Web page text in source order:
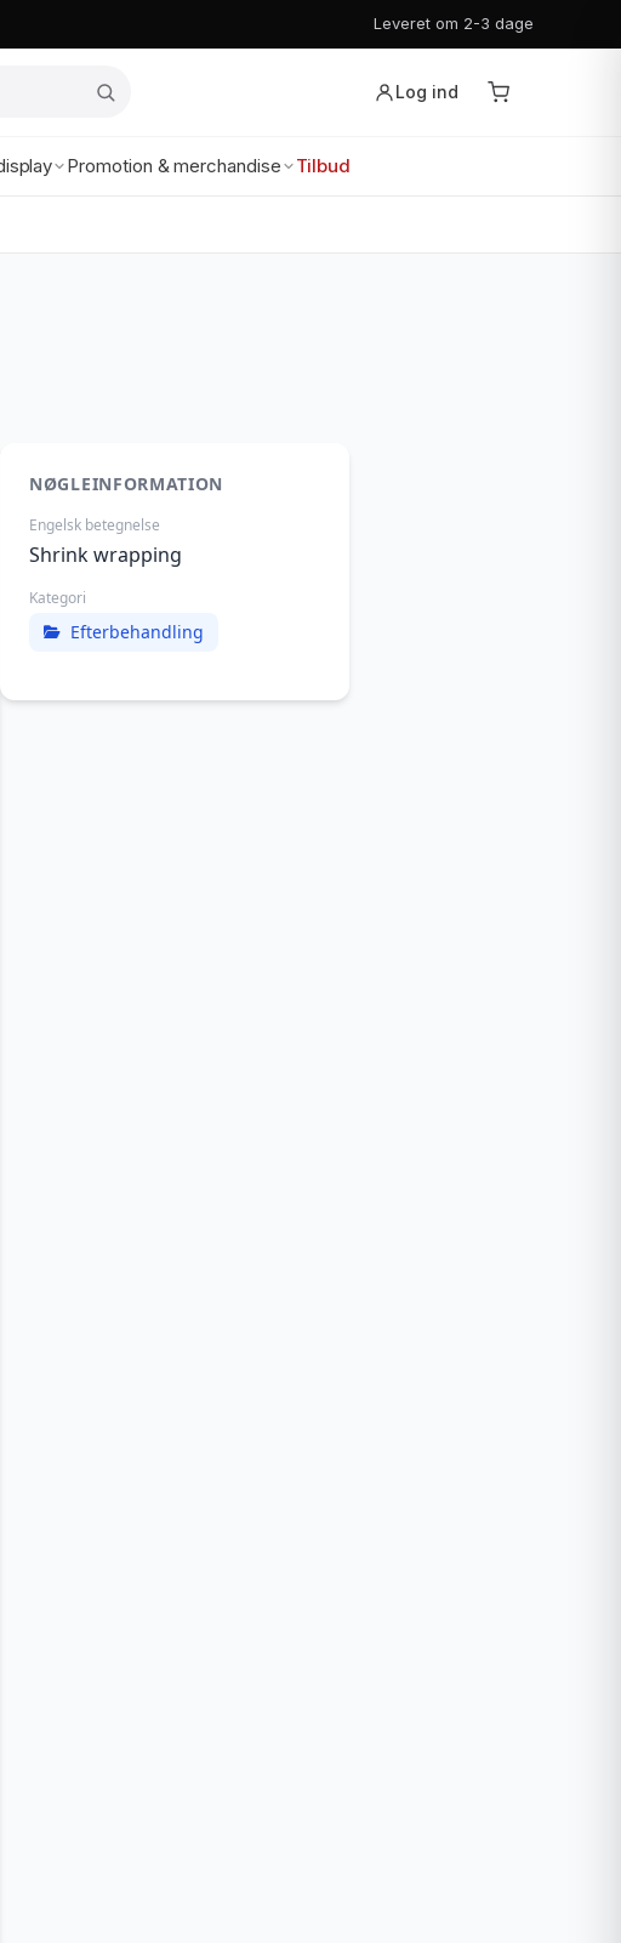
Leveret om 2-3 dage
Log ind
Promotion & merchandise Tilbud
NØGLEINFORMATION
Engelsk betegnelse
Shrink wrapping
Kategori
Efterbehandling